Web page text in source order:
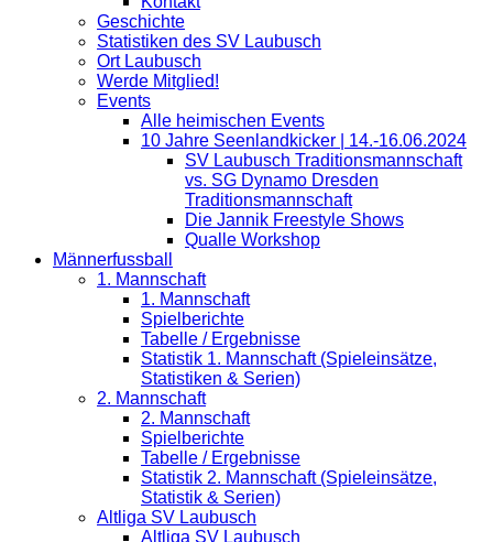
Geschichte
Statistiken des SV Laubusch
Ort Laubusch
Werde Mitglied!
Events
Alle heimischen Events
10 Jahre Seenlandkicker | 14.-16.06.2024
SV Laubusch Traditionsmannschaft
vs. SG Dynamo Dresden
Traditionsmannschaft
Die Jannik Freestyle Shows
Qualle Workshop
Männerfussball
1. Mannschaft
1. Mannschaft
Spielberichte
Tabelle / Ergebnisse
Statistik 1. Mannschaft (Spieleinsätze,
Statistiken & Serien)
2. Mannschaft
2. Mannschaft
Spielberichte
Tabelle / Ergebnisse
Statistik 2. Mannschaft (Spieleinsätze,
Statistik & Serien)
Altliga SV Laubusch
Altliga SV Laubusch